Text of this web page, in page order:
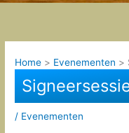
Home Evenementen
/ Evenementen